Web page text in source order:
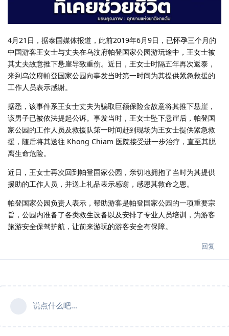
4月21日，据泰国媒体报道，此前2019年6月9日，已怀孕三个月的
中国游客王女士与丈夫在乌汶府帕登国家公园游玩途中，王女士被
其丈夫故意推下悬崖导致重伤。近日，王女士时隔五年再次返泰，
来到乌汶府帕登国家公园向事发当时第一时间为其提供紧急救援的
工作人员表示感谢。
据悉，该事件系王女士丈夫为骗取巨额保险金故意将其推下悬崖，
该男子已被依法提起公诉。事发当时，王女士坠下悬崖后，帕登国
家公园的工作人员及救援队第一时间赶到现场为王女士提供紧急救
援，随后将其送往 Khong Chiam 医院接受进一步治疗，直至其脱
离生命危险。
近日，王女士再次回到帕登国家公园，亲切地拥抱了当时为其提供
援助的工作人员，并送上礼品表示感谢，感恩其救命之恩。
帕登国家公园负责人表示，帮助游客是帕登国家公园的一项重要宗
旨，公园内准备了各类救生设备以及安排了专业人员培训，为游客
旅游安全保驾护航，让前来游玩的游客安全有保障。
回复
说点什么吧...